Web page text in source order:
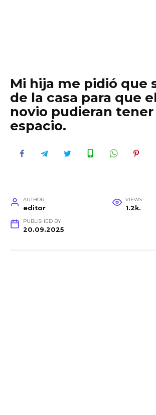
Mi hija me pidió que
de la casa para que
novio pudieran
espacio.
AUTHOR
editor
VIEWS
1.2k.
PUBLISHED BY
20.09.2025